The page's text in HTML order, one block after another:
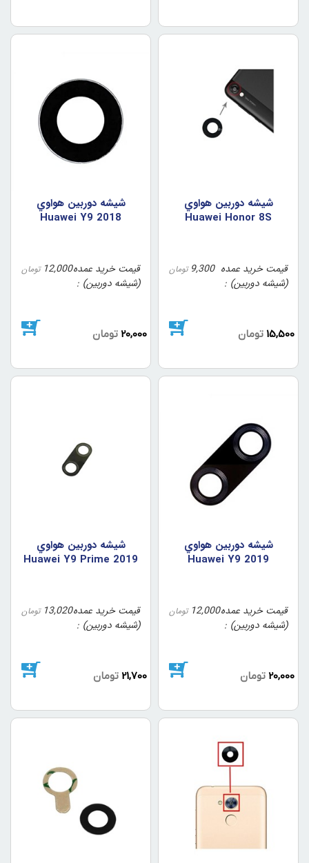
شيشه دوربين هواوي
Huawei Honor 8S
قیمت خرید عمده
(شیشه دوربین)
9,300 تومان
15,500 تومان
شيشه دوربين هواوي
Huawei Y9 2018
قیمت خرید عمده
(شیشه دوربین)
12,000 تومان
20,000 تومان
شيشه دوربين هواوي
Huawei Y9 2019
قیمت خرید عمده
(شیشه دوربین)
12,000 تومان
20,000 تومان
شيشه دوربين هواوي
Huawei Y9 Prime 2019
قیمت خرید عمده
(شیشه دوربین)
13,020 تومان
21,700 تومان